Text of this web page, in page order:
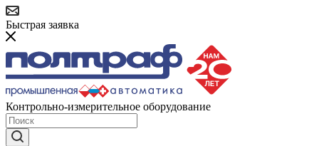
Быстрая заявка
Контрольно-измерительное оборудование